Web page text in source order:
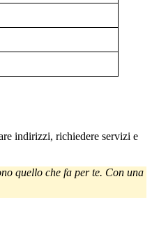
indirizzi, richiedere servizi e
quello che fa per te. Con una